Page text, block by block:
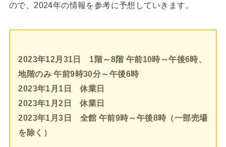
ので、2024年の情報を参考に予想していきます。
2023年12月31日 1階～8階 午前10時～午後6時、
地階のみ 午前9時30分～午後6時
2023年1月1日 休業日
2023年1月2日 休業日
2023年1月3日 全館 午前9時～午後8時（一部売場
を除く）